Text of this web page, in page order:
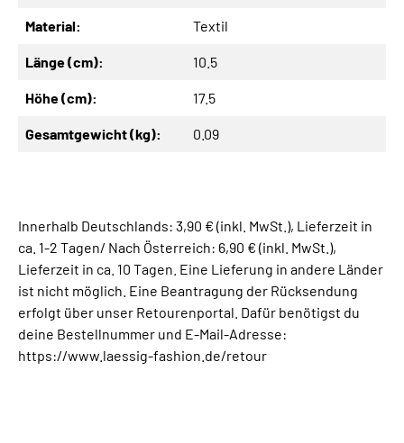
Material: Textil
Länge (cm): 10.5
Höhe (cm): 17.5
Gesamtgewicht (kg): 0.09
Innerhalb Deutschlands: 3,90 € (inkl. MwSt.), Lieferzeit in
ca. 1-2 Tagen/ Nach Österreich: 6,90 € (inkl. MwSt.),
Lieferzeit in ca. 10 Tagen. Eine Lieferung in andere Länder
ist nicht möglich. Eine Beantragung der Rücksendung
erfolgt über unser Retourenportal. Dafür benötigst du
deine Bestellnummer und E-Mail-Adresse:
https://www.laessig-fashion.de/retour